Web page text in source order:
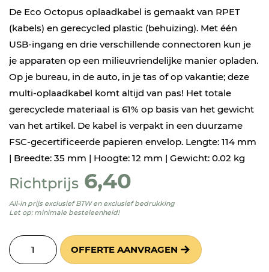
De Eco Octopus oplaadkabel is gemaakt van RPET
(kabels) en gerecycled plastic (behuizing). Met één
USB-ingang en drie verschillende connectoren kun je
je apparaten op een milieuvriendelijke manier opladen.
Op je bureau, in de auto, in je tas of op vakantie; deze
multi-oplaadkabel komt altijd van pas! Het totale
gerecyclede materiaal is 61% op basis van het gewicht
van het artikel. De kabel is verpakt in een duurzame
FSC-gecertificeerde papieren envelop. Lengte: 114 mm
| Breedte: 35 mm | Hoogte: 12 mm | Gewicht: 0.02 kg
Richtprijs 6,40
All-in prijs exclusief BTW en exclusief bedrukking
Let op: minimale besteleenheid!
OFFERTE AANVRAGEN